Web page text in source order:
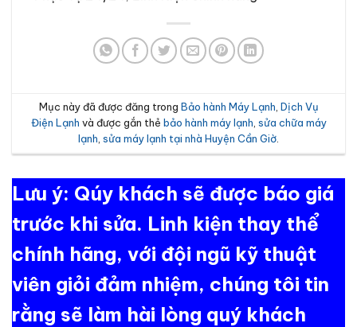
Mục này đã được đăng trong Bảo hành Máy Lạnh, Dịch Vụ
Điện Lạnh và được gắn thẻ bảo hành máy lạnh, sửa chữa máy
lạnh, sửa máy lạnh tại nhà Huyện Cần Giờ.
Lưu ý: Qúy khách sẽ được báo giá
trước khi sửa. Linh kiện thay thể
chính hãng, với đội ngũ kỹ thuật
viên giỏi đảm nhiệm, chúng tôi tin
rằng sẽ làm hài lòng quý khách